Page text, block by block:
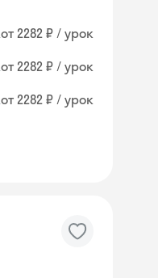
от 2282 ₽ / урок
от 2282 ₽ / урок
от 2282 ₽ / урок